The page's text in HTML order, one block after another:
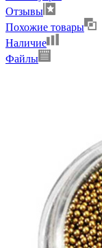
Отзывы
Похожие товары
Наличие
Файлы